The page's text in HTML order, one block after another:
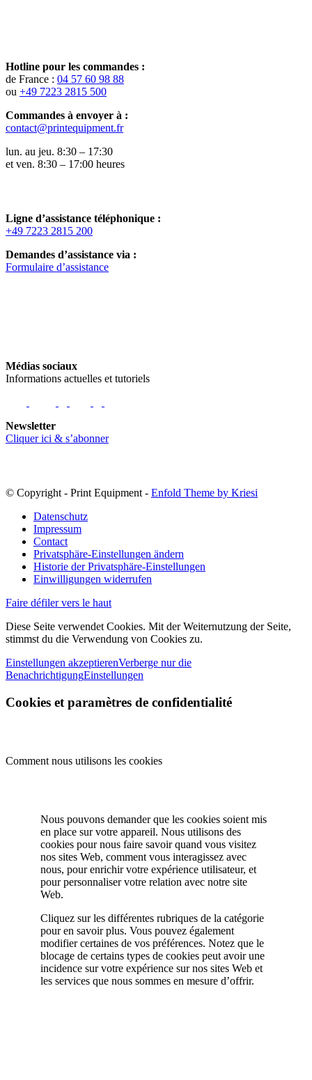
Hotline pour les commandes :
de France : 04 57 60 98 88
ou +49 7223 2815 500
Commandes à envoyer à :
contact@printequipment.fr
lun. au jeu. 8:30 – 17:30
et ven. 8:30 – 17:00 heures
Ligne d’assistance téléphonique :
+49 7223 2815 200
Demandes d’assistance via :
Formulaire d’assistance
Médias sociaux
Informations actuelles et tutoriels
Newsletter
Cliquer ici & s’abonner
© Copyright - Print Equipment - Enfold Theme by Kriesi
Datenschutz
Impressum
Contact
Privatsphäre-Einstellungen ändern
Historie der Privatsphäre-Einstellungen
Einwilligungen widerrufen
Faire défiler vers le haut
Diese Seite verwendet Cookies. Mit der Weiternutzung der Seite,
stimmst du die Verwendung von Cookies zu.
Einstellungen akzeptierenVerberge nur die
BenachrichtigungEinstellungen
Cookies et paramètres de confidentialité
Comment nous utilisons les cookies
Nous pouvons demander que les cookies soient mis
en place sur votre appareil. Nous utilisons des
cookies pour nous faire savoir quand vous visitez
nos sites Web, comment vous interagissez avec
nous, pour enrichir votre expérience utilisateur, et
pour personnaliser votre relation avec notre site
Web.
Cliquez sur les différentes rubriques de la catégorie
pour en savoir plus. Vous pouvez également
modifier certaines de vos préférences. Notez que le
blocage de certains types de cookies peut avoir une
incidence sur votre expérience sur nos sites Web et
les services que nous sommes en mesure d’offrir.